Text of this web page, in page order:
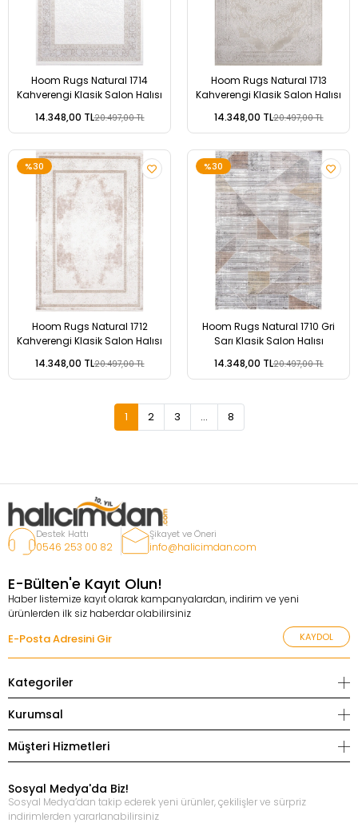
Hoom Rugs Natural 1714
Kahverengi Klasik Salon Halısı
14.348,00 TL20.497,00 TL
Hoom Rugs Natural 1713
Kahverengi Klasik Salon Halısı
14.348,00 TL20.497,00 TL
%30
Hoom Rugs Natural 1712
Kahverengi Klasik Salon Halısı
14.348,00 TL20.497,00 TL
%30
Hoom Rugs Natural 1710 Gri
Sarı Klasik Salon Halısı
14.348,00 TL20.497,00 TL
1 2 3 ... 8
Destek Hattı
0546 253 00 82
Şikayet ve Öneri
info@halicimdan.com
E-Bülten'e Kayıt Olun!
Haber listemize kayıt olarak kampanyalardan, indirim ve yeni
ürünlerden ilk siz haberdar olabilirsiniz
KAYDOL
Kategoriler
Kurumsal
Müşteri Hizmetleri
Sosyal Medya'da Biz!
Sosyal Medya’dan takip ederek yeni ürünler, çekilişler ve sürpriz
indirimlerden yararlanabilirsiniz